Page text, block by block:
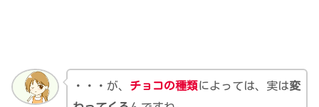
・・・が、 チョコの種類によっては、実は変